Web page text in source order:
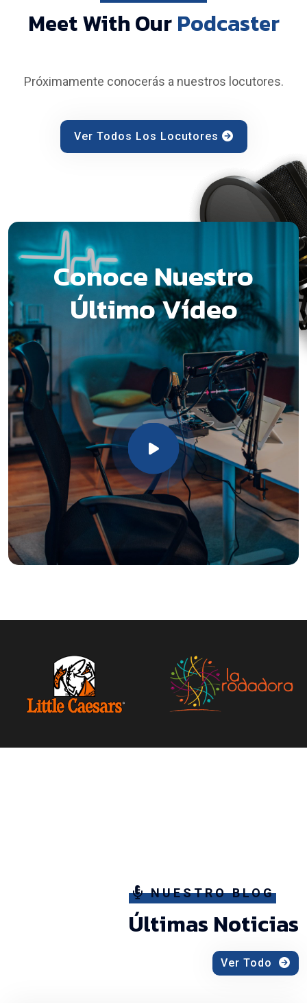
Meet With OurPodcaster
Próximamente conocerás a nuestros locutores.
Ver Todos Los Locutores
Conoce Nuestro
Último Vídeo
NUESTRO BLOG
Últimas Noticias
Ver Todo